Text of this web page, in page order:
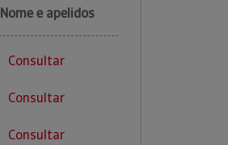
Nome e apelidos
Consultar
Consultar
Consultar